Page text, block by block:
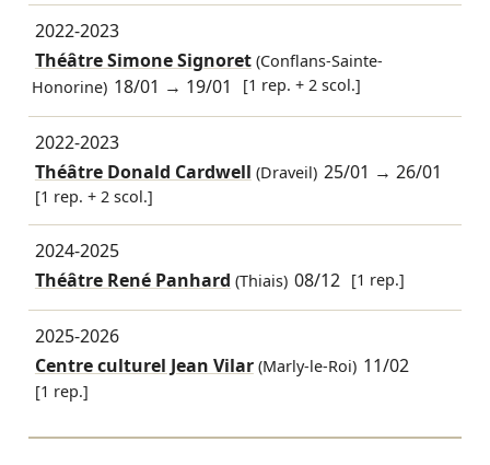
2022-2023
Théâtre Simone Signoret(Conflans-Sainte-
Honorine) 18/01 → 19/01 [1 rep. + 2 scol.]
2022-2023
Théâtre Donald Cardwell (Draveil) 25/01 →26/01
[1 rep. + 2 scol.]
2024-2025
Théâtre René Panhard (Thiais) 08/12 [1 rep.]
2025-2026
Centre culturel Jean Vilar(Marly-le-Roi) 11/02
[1 rep.]